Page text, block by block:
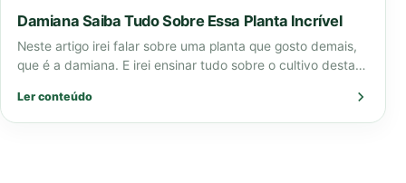
Damiana Saiba Tudo Sobre Essa Planta Incrível
Neste artigo irei falar sobre uma planta que gosto demais,
que é a damiana. E irei ensinar tudo sobre o cultivo desta…
Ler conteúdo